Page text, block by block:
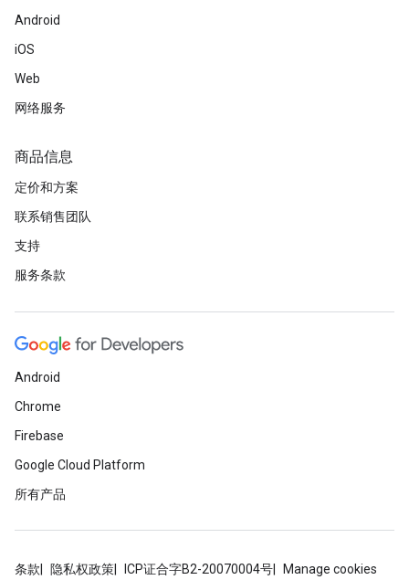
Android
iOS
Web
网络服务
商品信息
定价和方案
联系销售团队
支持
服务条款
Android
Chrome
Firebase
Google Cloud Platform
所有产品
条款 隐私权政策 ICP证合字B2-20070004号 Manage cookies